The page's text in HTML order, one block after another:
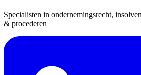
Specialisten in ondernemingsrecht,
& procederen